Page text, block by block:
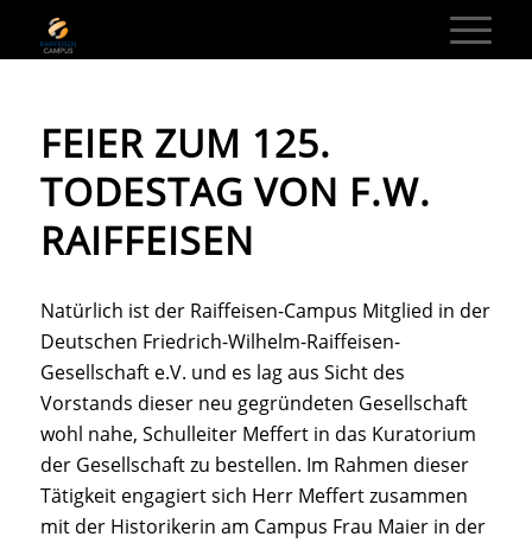
FEIER ZUM 125.
TODESTAG VON F.W.
RAIFFEISEN
Natürlich ist der Raiffeisen-Campus Mitglied in der
Deutschen Friedrich-Wilhelm-Raiffeisen-
Gesellschaft e.V. und es lag aus Sicht des
Vorstands dieser neu gegründeten Gesellschaft
wohl nahe, Schulleiter Meffert in das Kuratorium
der Gesellschaft zu bestellen. Im Rahmen dieser
Tätigkeit engagiert sich Herr Meffert zusammen
mit der Historikerin am Campus Frau Maier in der